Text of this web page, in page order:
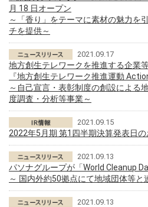
月 18 日オープン
～「香り」をテーマに素材の魅力を
チを提供～
2021.09.17
地方創生テレワークを推進する企業
『地方創生テレワーク推進運動
～自己宣言・表彰制度の創設による
度調査・分析等事業～
2021.09.15
2022年5月期 第1四半期決算発表日
2021.09.13
パソナグループが「World Cleanup
～ 国内外約50拠点にて地域団体等と
2021.09.13